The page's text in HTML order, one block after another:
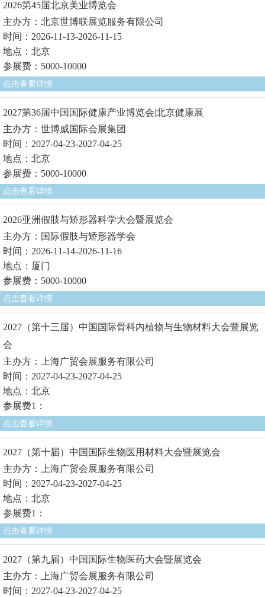
2026第45届北京美业博览会
主办方：北京世博联展览服务有限公司
时间：2026-11-13-2026-11-15
地点：北京
参展费：5000-10000
点击查看详情
2027第36届中国国际健康产业博览会|北京健康展
主办方：世博威国际会展集团
时间：2027-04-23-2027-04-25
地点：北京
参展费：5000-10000
点击查看详情
2026亚洲假肢与矫形器科学大会暨展览会
主办方：国际假肢与矫形器学会
时间：2026-11-14-2026-11-16
地点：厦门
参展费：5000-10000
点击查看详情
2027（第十三届）中国国际骨科内植物与生物材料大会暨展览
会
主办方：上海广贸会展服务有限公司
时间：2027-04-23-2027-04-25
地点：北京
参展费1：
点击查看详情
2027（第十届）中国国际生物医用材料大会暨展览会
主办方：上海广贸会展服务有限公司
时间：2027-04-23-2027-04-25
地点：北京
参展费1：
点击查看详情
2027（第九届）中国国际生物医药大会暨展览会
主办方：上海广贸会展服务有限公司
时间：2027-04-23-2027-04-25